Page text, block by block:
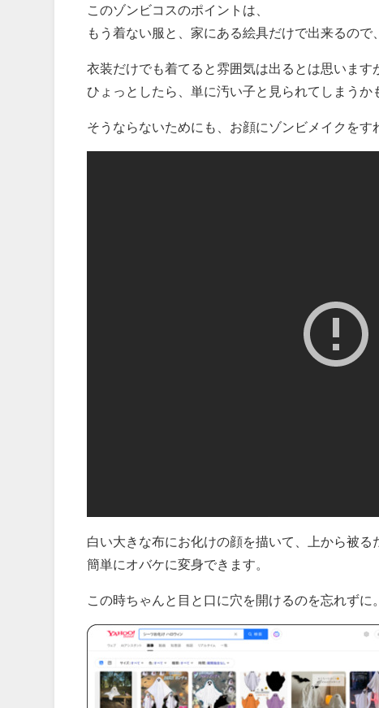
このゾンビコスのポイントは、
もう着ない服と、家にある絵具だけで出来るので
衣装だけでも着てると雰囲気は出るとは思います
ひょっとしたら、単に汚い子と見られてしまうか
そうならないためにも、お顔にゾンビメイクをす
白い大きな布にお化けの顔を描いて、上から被る
簡単にオバケに変身できます。
この時ちゃんと目と口に穴を開けるのを忘れずに。